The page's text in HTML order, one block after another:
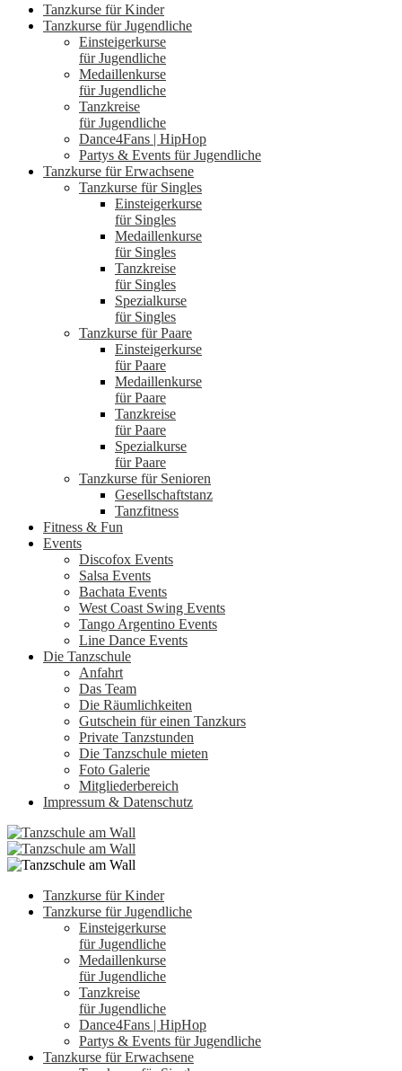
Tanzkurse für Kinder
Tanzkurse für Jugendliche
Einsteigerkurse
für Jugendliche
Medaillenkurse
für Jugendliche
Tanzkreise
für Jugendliche
Dance4Fans | HipHop
Partys & Events für Jugendliche
Tanzkurse für Erwachsene
Tanzkurse für Singles
Einsteigerkurse
für Singles
Medaillenkurse
für Singles
Tanzkreise
für Singles
Spezialkurse
für Singles
Tanzkurse für Paare
Einsteigerkurse
für Paare
Medaillenkurse
für Paare
Tanzkreise
für Paare
Spezialkurse
für Paare
Tanzkurse für Senioren
Gesellschaftstanz
Tanzfitness
Fitness & Fun
Events
Discofox Events
Salsa Events
Bachata Events
West Coast Swing Events
Tango Argentino Events
Line Dance Events
Die Tanzschule
Anfahrt
Das Team
Die Räumlichkeiten
Gutschein für einen Tanzkurs
Private Tanzstunden
Die Tanzschule mieten
Foto Galerie
Mitgliederbereich
Impressum & Datenschutz
Tanzkurse für Kinder
Tanzkurse für Jugendliche
Einsteigerkurse
für Jugendliche
Medaillenkurse
für Jugendliche
Tanzkreise
für Jugendliche
Dance4Fans | HipHop
Partys & Events für Jugendliche
Tanzkurse für Erwachsene